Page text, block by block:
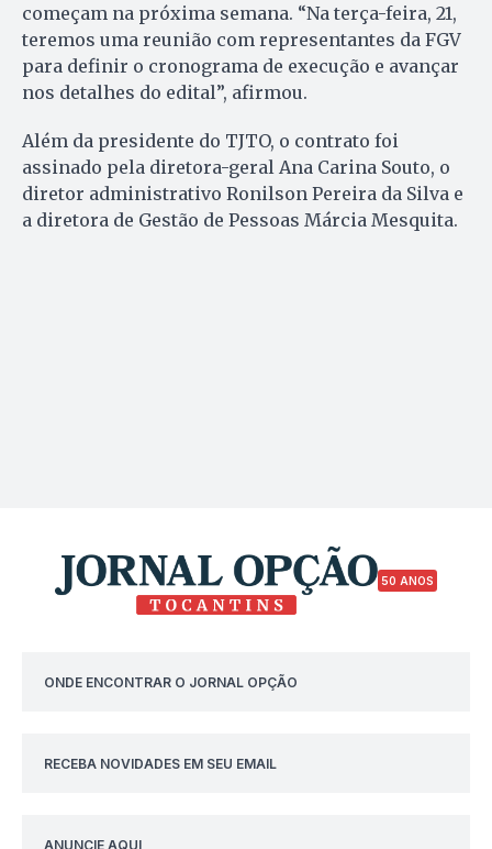
começam na próxima semana. “Na terça-feira, 21,
teremos uma reunião com representantes da FGV
para definir o cronograma de execução e avançar
nos detalhes do edital”, afirmou.
Além da presidente do TJTO, o contrato foi
assinado pela diretora-geral Ana Carina Souto, o
diretor administrativo Ronilson Pereira da Silva e
a diretora de Gestão de Pessoas Márcia Mesquita.
50 ANOS
ONDE ENCONTRAR O JORNAL OPÇÃO
RECEBA NOVIDADES EM SEU EMAIL
ANUNCIE AQUI